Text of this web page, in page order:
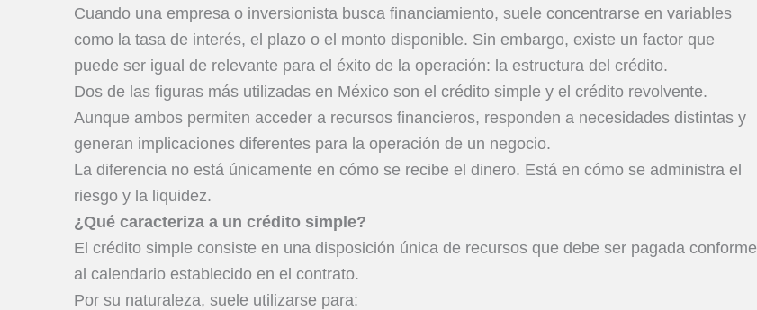
Cuando una empresa o inversionista busca financiamiento, suele concentrarse en variables
como la tasa de interés, el plazo o el monto disponible. Sin embargo, existe un factor que
puede ser igual de relevante para el éxito de la operación: la estructura del crédito.
Dos de las figuras más utilizadas en México son el crédito simple y el crédito revolvente.
Aunque ambos permiten acceder a recursos financieros, responden a necesidades distintas y
generan implicaciones diferentes para la operación de un negocio.
La diferencia no está únicamente en cómo se recibe el dinero. Está en cómo se administra el
riesgo y la liquidez.
¿Qué caracteriza a un crédito simple?
El crédito simple consiste en una disposición única de recursos que debe ser pagada conforme
al calendario establecido en el contrato.
Por su naturaleza, suele utilizarse para: